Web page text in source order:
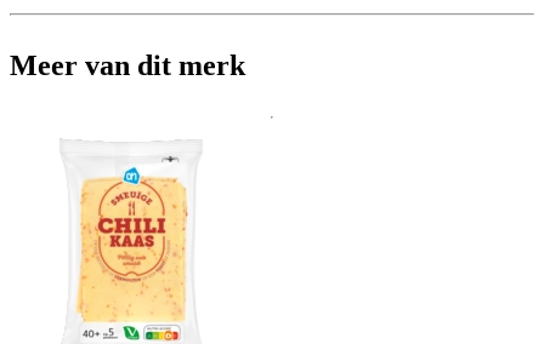
Meer van dit merk